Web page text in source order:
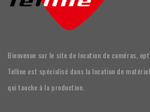
Bienvenue sur le site de location de caméras,
Telline est spécialisé dans la location de
qui touche à la production.